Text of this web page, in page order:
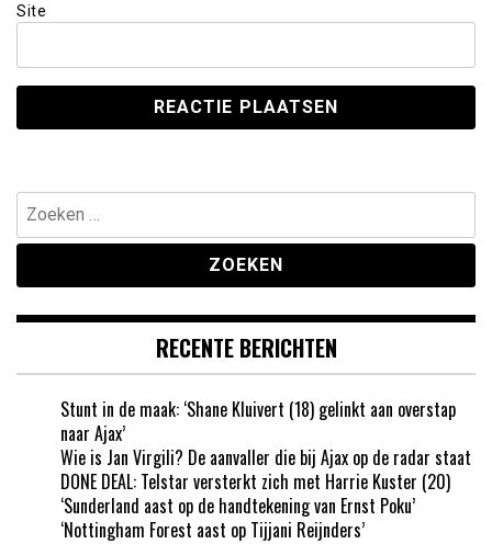
Site
Zoeken
naar:
RECENTE BERICHTEN
Stunt in de maak: ‘Shane Kluivert (18) gelinkt aan overstap
naar Ajax’
Wie is Jan Virgili? De aanvaller die bij Ajax op de radar staat
DONE DEAL: Telstar versterkt zich met Harrie Kuster (20)
‘Sunderland aast op de handtekening van Ernst Poku’
‘Nottingham Forest aast op Tijjani Reijnders’